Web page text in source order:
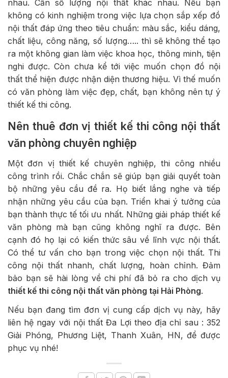
nhau. Cần số lượng nội thất khác nhau. Nếu bạn
không có kinh nghiệm trong việc lựa chọn sắp xếp đồ
nội thất đáp ứng theo tiêu chuẩn: màu sắc, kiểu dáng,
chất liệu, công năng, số lượng….. thì sẽ không thể tạo
ra một không gian làm việc khoa học, thông minh, tiện
nghi được. Còn chưa kể tới việc muốn chọn đồ nội
thất thể hiện được nhận diện thương hiệu. Vì thế muốn
có văn phòng làm việc đẹp, chất, bạn không nên tự ý
thiết kế thi công.
Nên thuê đơn vị thiết kế thi công nội thất
văn phòng chuyên nghiệp
Một đơn vị thiết kế chuyên nghiệp, thi công nhiều
công trình rồi. Chắc chắn sẽ giúp bạn giải quyết toàn
bộ những yêu cầu đề ra. Họ biết lắng nghe và tiếp
nhận những yêu cầu của bạn. Triển khai ý tưởng của
bạn thành thực tế tối ưu nhất. Những giải pháp thiết kế
văn phòng mà bạn cũng không nghĩ ra được. Bên
cạnh đó họ lại có kiến thức sâu về lĩnh vực nội thất.
Có thể tư vấn cho bạn trong việc chọn nội thất. Thi
công nội thất nhanh, chất lượng, hoàn chỉnh. Đảm
bảo bạn sẽ hài lòng về chi phí đã bỏ ra cho dịch vụ
thiết kế thi công nội thất văn phòng tại Hải Phòng.
Nếu bạn đang tìm đơn vị cung cấp dịch vụ này, hãy
liên hệ ngay với nội thất Đa Lợi theo địa chỉ sau : 352
Giải Phóng, Phương Liệt, Thanh Xuân, HN, để được
phục vụ nhé!